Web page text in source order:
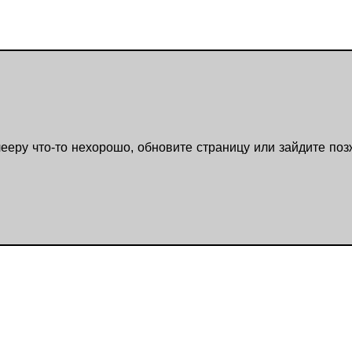
что-то нехорошо, обновите страницу или зайдите